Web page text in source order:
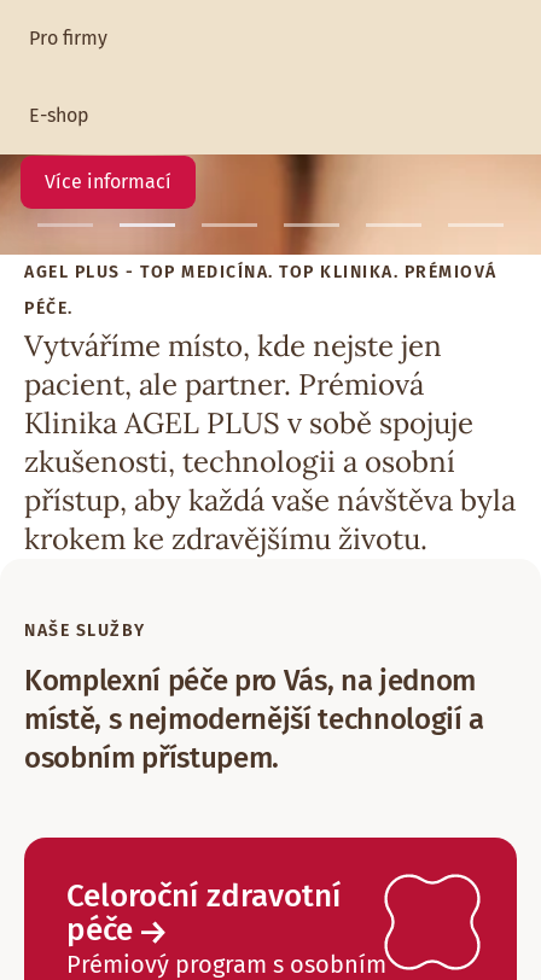
Pro firmy
E-shop
čínská medicína
Ambulance tradiční čínské medicíny je otevřena od 1. 6.
Více informací
AGEL PLUS - TOP MEDICÍNA. TOP KLINIKA. PRÉMIOVÁ
PÉČE.
Vytváříme místo, kde nejste jen
pacient, ale partner. Prémiová
Klinika AGEL PLUS v sobě spojuje
zkušenosti, technologii a osobní
přístup, aby každá vaše návštěva byla
krokem ke zdravějšímu životu.
NAŠE SLUŽBY
Komplexní péče pro Vás, na jednom
místě, s nejmodernější technologií a
osobním přístupem.
Celoroční zdravotní
péče ⁠
Prémiový program s osobním